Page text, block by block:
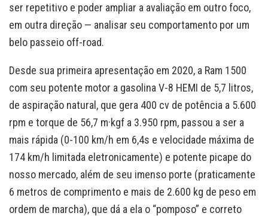
ser repetitivo e poder ampliar a avaliação em outro foco,
em outra direção — analisar seu comportamento por um
belo passeio off-road.
Desde sua primeira apresentação em 2020, a Ram 1500
com seu potente motor a gasolina V-8 HEMI de 5,7 litros,
de aspiração natural, que gera 400 cv de potência a 5.600
rpm e torque de 56,7 m·kgf a 3.950 rpm, passou a ser a
mais rápida (0-100 km/h em 6,4s e velocidade máxima de
174 km/h limitada eletronicamente) e potente picape do
nosso mercado, além de seu imenso porte (praticamente
6 metros de comprimento e mais de 2.600 kg de peso em
ordem de marcha), que dá a ela o “pomposo” e correto